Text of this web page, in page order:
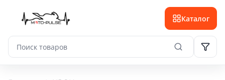
Каталог